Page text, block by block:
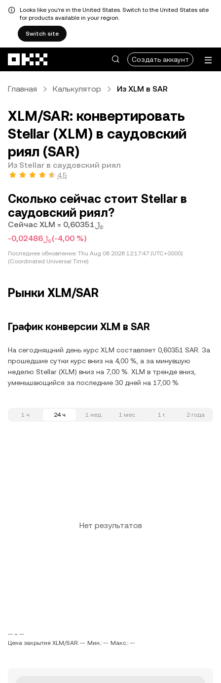
Looks like you're in the United States. Switch to the United States site
for products available in your region.
Switch site
Создать аккаунт
Главная Калькулятор Из XLM в SAR
XLM/SAR: конвертировать
Stellar (XLM) в саудовский
риял (SAR)
Из Stellar в саудовский риял
4,5
Сколько сейчас стоит Stellar в
саудовский риял?
Сейчас XLM = ﷼0,60351
-﷼0,02486(-4,00 %)
Последнее обновление: Thu Aug 06 2026 12:17:47 (UTC+0000)
(Coordinated Universal Time)
Рынки XLM/SAR
График конверсии XLM в SAR
На сегоднящний день курс XLM составляет 0,60351 SAR. За
прошедшие сутки курс вниз на 4,00 %, а за минувшую
неделю Stellar (XLM) вниз на 7,00 %. XLM в тренде вниз,
уменьшающийся за последние 30 дней на 17,00 %.
1 ч 24 ч 1 нед. 1 мес. 1 г. 2 года
Нет результатов
-- ~ --
Цена закрытия XLM/SAR: -- Мин.: -- Макс.: --